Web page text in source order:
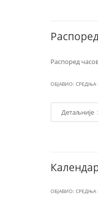
Распоред
ОБЈАВИО:
Детаљније
ОБЈАВИО: